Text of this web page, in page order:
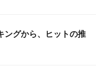
ングから、ヒットの推